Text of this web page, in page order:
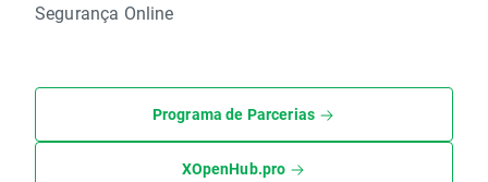
Segurança Online
Programa de Parcerias
XOpenHub.pro